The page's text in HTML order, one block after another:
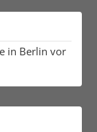
in Berlin vor